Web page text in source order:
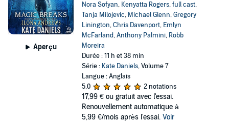
Aperçu
Nora Sofyan, Kenyatta Rogers,full cast,
Tanja Milojevic, Michael Glenn,Gregory
Linington,Chris Davenport, Emlyn
McFarland,Anthony Palmini, Robb
Moreira
Durée : 11 h et 38 min
Série : Kate Daniels, Volume 7
Langue : Anglais
5,0
2 notations
17,99 € ou gratuit avec l'essai.
Renouvellement automatique à
5,99 €/mois après l'essai. Voir